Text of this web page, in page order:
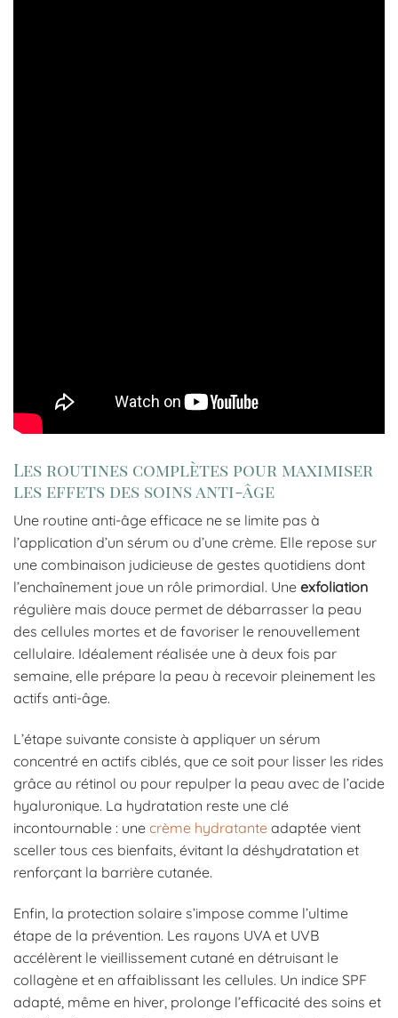
Les routines complètes pour maximiser
les effets des soins anti-âge
Une routine anti-âge efficace ne se limite pas à
l’application d’un sérum ou d’une crème. Elle repose sur
une combinaison judicieuse de gestes quotidiens dont
l’enchaînement joue un rôle primordial. Une exfoliation
régulière mais douce permet de débarrasser la peau
des cellules mortes et de favoriser le renouvellement
cellulaire. Idéalement réalisée une à deux fois par
semaine, elle prépare la peau à recevoir pleinement les
actifs anti-âge.
L’étape suivante consiste à appliquer un sérum
concentré en actifs ciblés, que ce soit pour lisser les rides
grâce au rétinol ou pour repulper la peau avec de l’acide
hyaluronique. La hydratation reste une clé
incontournable : une crème hydratante adaptée vient
sceller tous ces bienfaits, évitant la déshydratation et
renforçant la barrière cutanée.
Enfin, la protection solaire s’impose comme l’ultime
étape de la prévention. Les rayons UVA et UVB
accélèrent le vieillissement cutané en détruisant le
collagène et en affaiblissant les cellules. Un indice SPF
adapté, même en hiver, prolonge l’efficacité des soins et